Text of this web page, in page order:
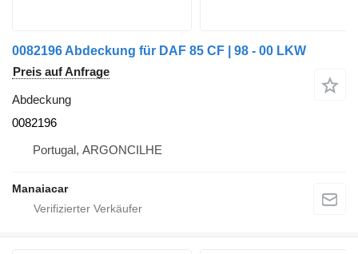
0082196 Abdeckung für DAF 85 CF | 98 - 00 LKW
Preis auf Anfrage
Abdeckung
0082196
Portugal, ARGONCILHE
Manaiacar